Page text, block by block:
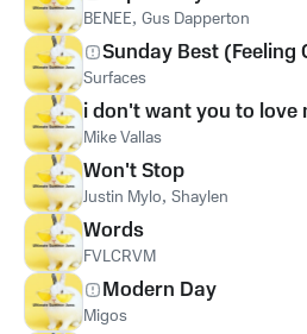
BENEE, Gus Dapperton
Sunday Best (Feeling
Surfaces
i don't want you to love
Mike Vallas
Won't Stop
Justin Mylo, Shaylen
Words
FVLCRVM
Modern Day
Migos